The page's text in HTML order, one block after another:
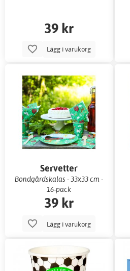
39 kr
Lägg i varukorg
Servetter
Bondgårdskalas - 33x33 cm -
16-pack
39 kr
Lägg i varukorg